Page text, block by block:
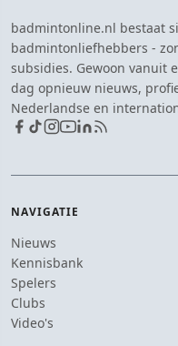
badmintonline.nl bestaat
badmintonliefhebbers -
subsidies. Gewoon vanuit
dag opnieuw nieuws,
Nederlandse en
NAVIGATIE
Nieuws
Kennisbank
Spelers
Clubs
Video's